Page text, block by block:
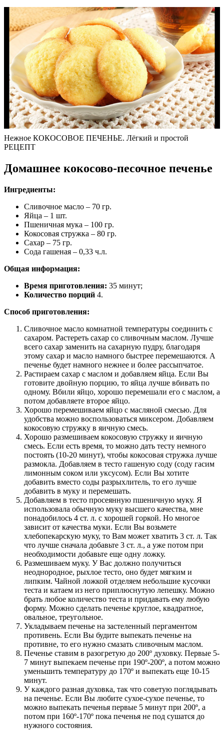
Нежное КОКОСОВОЕ ПЕЧЕНЬЕ. Лёгкий и простой
РЕЦЕПТ
Домашнее кокосово-песочное печенье
Ингредиенты:
Сливочное масло – 70 гр.
Яйца – 1 шт.
Пшеничная мука – 100 гр.
Кокосовая стружка – 80 гр.
Сахар – 75 гр.
Сода гашеная – 0,33 ч.л.
Общая информация:
Время приготовления: 35 минут;
Количество порций 4.
Способ приготовления:
Сливочное масло комнатной температуры соединить с
сахаром. Растереть сахар со сливочным маслом. Лучше
всего сахар заменить на сахарную пудру, благодаря
этому сахар и масло намного быстрее перемешаются. А
печенье будет намного нежнее и более рассыпчатое.
Растираем сахар с маслом и добавляем яйца. Если Вы
готовите двойную порцию, то яйца лучше вбивать по
одному. Вбили яйцо, хорошо перемешали его с маслом, а
потом добавляете второе яйцо.
Хорошо перемешиваем яйцо с масляной смесью. Для
удобства можно воспользоваться миксером. Добавляем
кокосовую стружку в яичную смесь.
Хорошо размешиваем кокосовую стружку и яичную
смесь. Если есть время, то можно дать тесту немного
постоять (10-20 минут), чтобы кокосовая стружка лучше
размокла. Добавляем в тесто гашеную соду (соду гасим
лимонным соком или уксусом). Если Вы хотите
добавить вместо соды разрыхлитель, то его лучше
добавить в муку и перемешать.
Добавляем в тесто просеянную пшеничную муку. Я
использовала обычную муку высшего качества, мне
понадобилось 4 ст. л. с хорошей горкой. Но многое
зависит от качества муки. Если Вы возьмете
хлебопекарскую муку, то Вам может хватить 3 ст. л. Так
что лучше сначала добавьте 3 ст. л., а уже потом при
необходимости добавьте еще одну ложку.
Размешиваем муку. У Вас должно получиться
неоднородное, рыхлое тесто, оно будет мягким и
липким. Чайной ложкой отделяем небольшие кусочки
теста и катаем из него приплюснутую лепешку. Можно
брать любое количество теста и придавать ему любую
форму. Можно сделать печенье круглое, квадратное,
овальное, треугольное.
Укладываем печенье на застеленный пергаментом
противень. Если Вы будите выпекать печенье на
противне, то его нужно смазать сливочным маслом.
Печенье ставим в разогретую до 200º духовку. Первые 5-
7 минут выпекаем печенье при 190º-200º, а потом можно
уменьшить температуру до 170º и выпекать еще 10-15
минут.
У каждого разная духовка, так что советую поглядывать
на печенье. Если Вы любите сухое-сухое печенье, то
можно выпекать печенья первые 5 минут при 200º, а
потом при 160º-170º пока печенья не под сушатся до
нужного состояния.